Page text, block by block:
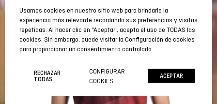
30,53€.16,53€.
OFERTA
Usamos cookies en nuestro sitio web para brindarle la
experiencia más relevante recordando sus preferencias y visitas
repetidas. Al hacer clic en "Aceptar", acepta el uso de TODAS las
cookies. Sin embargo, puede visitar la Configuración de cookies
para proporcionar un consentimiento controlado.
RECHAZAR
TODAS
CONFIGURAR
COOKIES
ACEPTAR